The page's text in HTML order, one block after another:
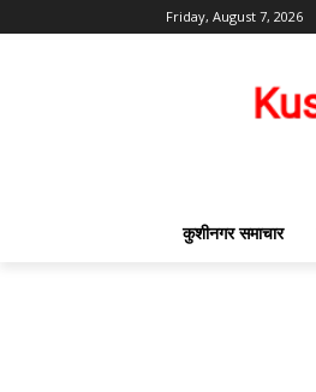
Friday, August 7, 2026
कुशीनगर समाचार